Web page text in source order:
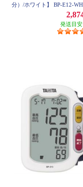
分）/ホワイト】 BP-E12-WH
発送目